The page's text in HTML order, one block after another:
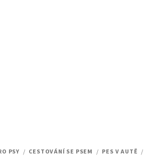
PSY / CESTOVÁNÍ SE PSEM / PES V AUTĚ /